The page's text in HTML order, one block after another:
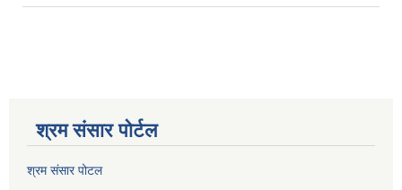
श्रम संसार पोर्टल
श्रम संसार पोटल